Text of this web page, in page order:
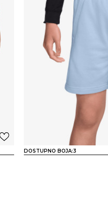
DOSTUPNO BOJA:3